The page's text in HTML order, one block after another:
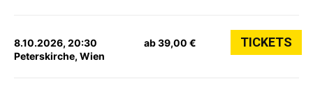
8.10.2026, 20:30
Peterskirche, Wien
ab 39,00 € TICKETS